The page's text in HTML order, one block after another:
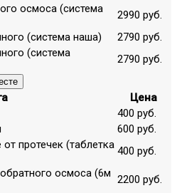
осмоса (система
2990 руб.
(система наша)
2790 руб.
(система
2790 руб.
Цена
400 руб.
600 руб.
протечек (таблетка 400 руб.
осмоса (6м 2200 руб.